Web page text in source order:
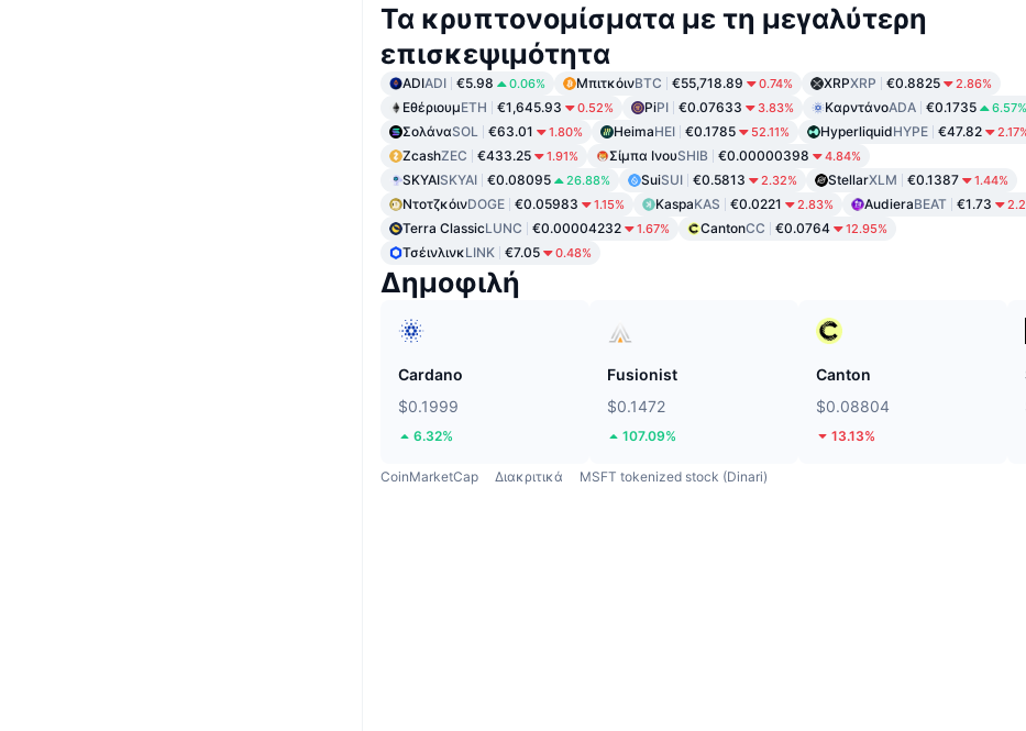
Τα κρυπτονομίσματα με τη μεγαλύτερη
επισκεψιμότητα
ADIADI €5.98 0.06% ΜπιτκόινBTC €55,718.89 0.74% XRPXRP €0.8825 2.86%
ΕθέριουμETH €1,645.93 0.52% PiPI €0.07633 3.83% ΚαρντάνοADA €0.1735 6.57%
ΣολάναSOL €63.01 1.80% HeimaHEI €0.1785 52.11% HyperliquidHYPE €47.82
ZcashZEC €433.25 1.91% Σίμπα ΙνουSHIB €0.00000398 4.84%
SKYAISKYAI €0.08095 26.88% SuiSUI €0.5813 2.32% StellarXLM €0.1387 1.44%
ΝτοτζκόινDOGE €0.05983 1.15% KaspaKAS €0.0221 2.83% AudieraBEAT €1.73
Terra ClassicLUNC €0.00004232 1.67% CantonCC €0.0764 12.95%
ΤσέινλινκLINK €7.05 0.48%
Δημοφιλή
Cardano
$0.1999
6.32%
Fusionist
$0.1472
107.09%
Canton
$0.08804
13.13%
CoinMarketCap Διακριτικά MSFT tokenized stock (Dinari)